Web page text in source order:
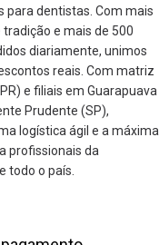
para dentistas. Com mais
tradição e mais de 500
diariamente, unimos
reais. Com matriz
e filiais em Guarapuava
Prudente (SP),
logística ágil e a máxima
profissionais da
todo o país.